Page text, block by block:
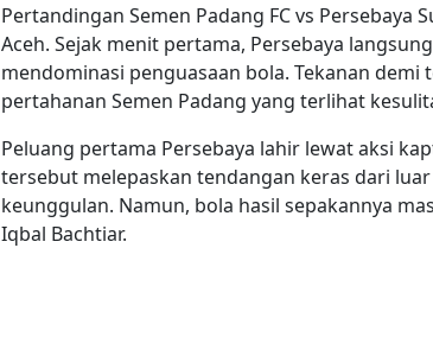
Pertandingan Semen Padang FC vs Persebaya
Aceh. Sejak menit pertama, Persebaya
mendominasi penguasaan bola. Tekanan
pertahanan Semen Padang yang terlihat
Peluang pertama Persebaya lahir lewat aksi
tersebut melepaskan tendangan keras dari
keunggulan. Namun, bola hasil sepakannya
Iqbal Bachtiar.